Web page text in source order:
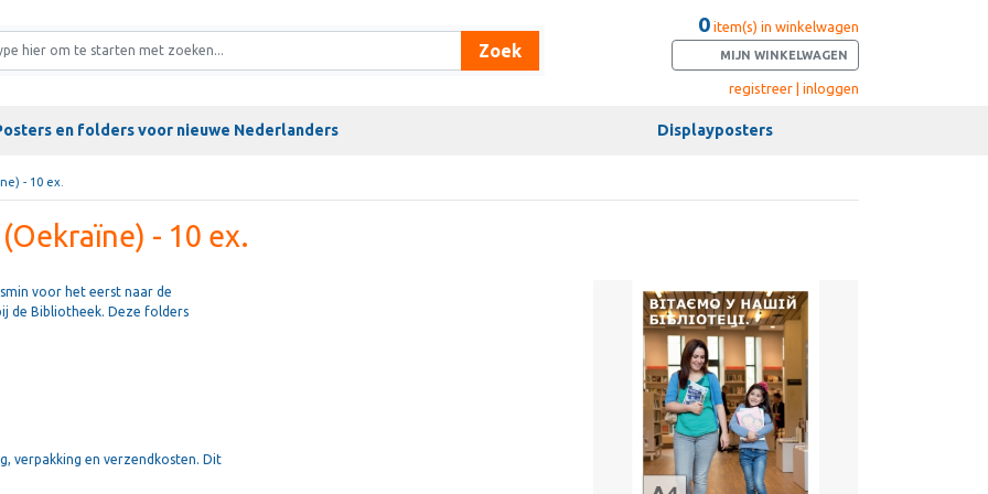
Zoek
0 item(s) in winkelwagen
MIJN WINKELWAGEN
registreer | inloggen
en folders voor nieuwe Nederlanders Displayposters
- 10 ex.
- 10 ex.
voor het eerst naar de
de Bibliotheek. Deze folders
verpakking en verzendkosten. Dit